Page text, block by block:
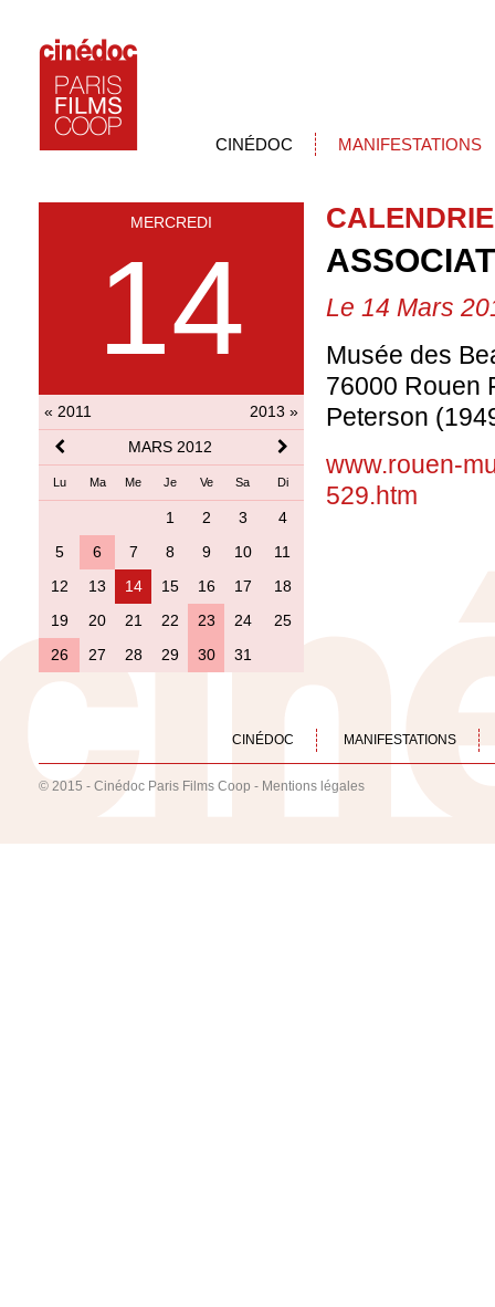
CINÉDOC MANIFESTATIONS
MERCREDI
14
« 2011
2013 »
MARS 2012
Lu Ma Me Je Ve Sa Di
1 2 3
4
5
6 7 8 9 10
11
12
13 14 15 16 17
18
19
20 21 22 23 24
25
26
27 28 29 30 31
Le 14 Mars
Musée des
76000 Rouen
Peterson
www.rouen-
529.htm
CINÉDOC MANIFESTATIONS
© 2015 - Cinédoc Paris Films Coop - Mentions légales